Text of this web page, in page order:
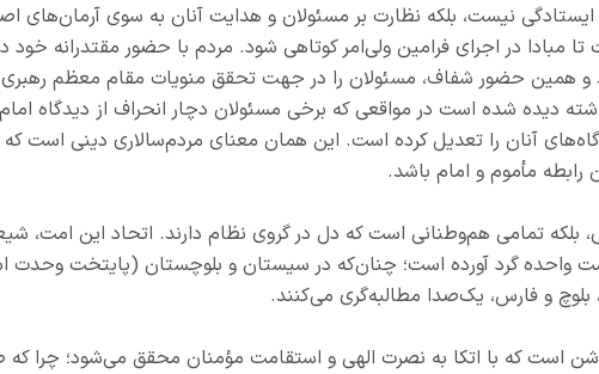
نیست، بلکه نظارت بر مسئولان و هدایت آنان به سوی آرمان‌های
تا مبادا در اجرای فرامین ولی‌امر کوتاهی شود. مردم با حضور مقتدرانه خود
و همین حضور شفاف، مسئولان را در جهت تحقق منویات مقام معظم
دیده شده است در مواقعی که برخی مسئولان دچار انحراف از دیدگاه
آنان را تعدیل کرده است. این همان معنای مردم‌سالاری دینی است که
رابطه مأموم و امام باشد.
تمامی هم‌وطنانی است که دل در گروی نظام دارند. اتحاد این امت،
واحده گرد آورده است؛ چنان‌که در سیستان و بلوچستان (پایتخت وحدت
و فارس، یک‌صدا مطالبه‌گری می‌کنند.
است که با اتکا به نصرت الهی و استقامت مؤمنان محقق می‌شود؛ چرا که